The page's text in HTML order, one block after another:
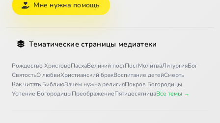
Мне нужна помощь
Тематические страницы медиатеки
Рождество ХристовоПасхаВеликий постПостМолитваЛитургияБог
СвятостьО любвиХристианский бракВоспитание детейСмерть
Как читать БиблиюЗачем нужна религияПокров Богородицы
Успение БогородицыПреображениеПятидесятницаВсе темы →